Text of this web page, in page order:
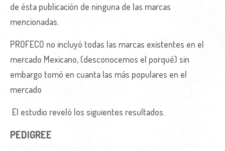
de ésta publicación de ninguna de las marcas
mencionadas.
PROFECO no incluyó todas las marcas existentes en el
mercado Mexicano, (desconocemos el porqué) sin
embargo tomó en cuanta las más populares en el
mercado
El estudio reveló los siguientes resultados.
PEDIGREE